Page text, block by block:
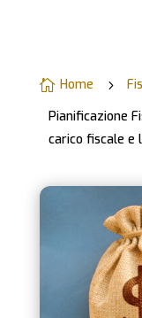
 Home 5
Pianificazione
carico fiscale e